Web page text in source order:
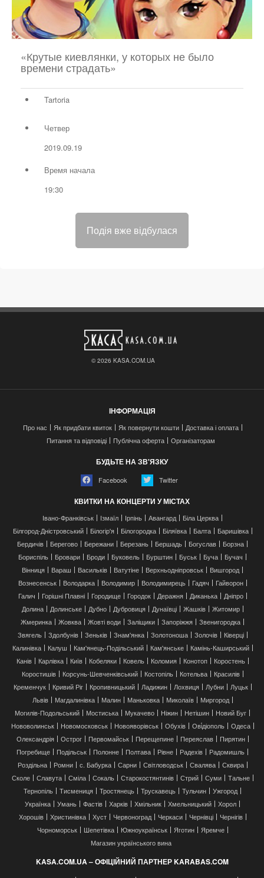
«Крутые киевлянки, у которых не было
времени страдать»
Tartoria
Четвер
2019.09.19
Время начала
19:30
Подія вже відбулася
© 2026 KASA.COM.UA
ІНФОРМАЦІЯ
Про нас Як придбати квиток Як повернути кошти
Доставка і оплата
Питання та відповіді
Публічна оферта Організаторам
БУДЬТЕ НА ЗВ'ЯЗКУ
Facebook Twitter
КВИТКИ НА КОНЦЕРТИ У МІСТАХ
Івано-Франківськ Ізмаїл Ірпінь Авангард
Біла Церква
Білгород-Дністровський
Білогір'я Білогородка Біляївка Балта
Баришівка
Бердичів
Берегово Бережани Березань Бершадь Богуслав
Борзна
Бориспіль
Бровари Броди Буковель Бурштин Буськ Буча
Бучач
Вінниця
Вараш Васильків Ватутіне Верхньодніпровськ
Вишгород
Вознесенськ
Володарка Володимир Володимирець Гадяч
Гайворон
Галич
Горішні Плавні Городище Городок Деражня Диканька
Дніпро
Долина
Долинське Дубно Дубровиця Дунаївці Жашків
Житомир
Жмеринка
Жовква Жовті води Заліщики Запоріжжя
Звенигородка
Звягель
Здолбунів Зеньків Знам'янка Золотоноша Золочів
Ківерці
Калинівка
Калуш Кам'янець-Подільський Кам'янське
Камінь-Каширський
Канів
Карлівка Київ Кобеляки Ковель Коломия Конотоп
Коростень
Коростишів
Корсунь-Шевченківський Костопіль Котельва
Красилів
Кременчук
Кривий Ріг Кропивницький Ладижин Лохвиця Лубни
Луцьк
Львів
Магдалинівка Малин Маньковка Миколаїв
Миргород
Могилів-Подольський
Мостиська Мукачево Ніжин Нетішин
Новий Буг
Нововолинськ
Новомосковськ Новояворівськ Обухів Ові́діополь
Одеса
Олександрія
Острог Первомайськ Перещепине Переяслав
Пирятин
Погребище
Подільськ Полонне Полтава Рівне Радехів
Радомишль
Роздільна
Ромни с. Бабурка Сарни Світловодськ Свалява
Сквира
Сколе
Славута Сміла Сокаль Старокостянтинів Стрий Суми
Тальне
Тернопіль
Тисмениця Тростянець Трускавець Тульчин
Ужгород
Українка
Умань Фастів Харків Хмільник Хмельницький
Хорол
Хорошів
Христинівка Хуст Червоноград Черкаси Чернівці
Чернігів
Чорноморськ
Шепетівка Южноукраїнськ Яготин
Яремче
Магазин українського вина
KASA.COM.UA – ОФІЦІЙНИЙ ПАРТНЕР KARABAS.COM